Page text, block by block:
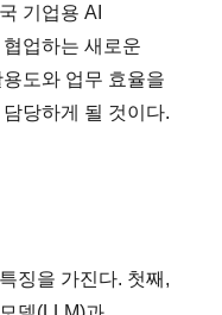
기업용 AI
업하는 새로운
도와 업무 효율을
당하게 될 것이다.
징을 가진다. 첫째,